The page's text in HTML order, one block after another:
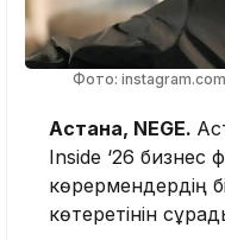
Фото:
Астана, NEGE.
Inside ‘26 бизнес
көрермендердің
көтеретінін